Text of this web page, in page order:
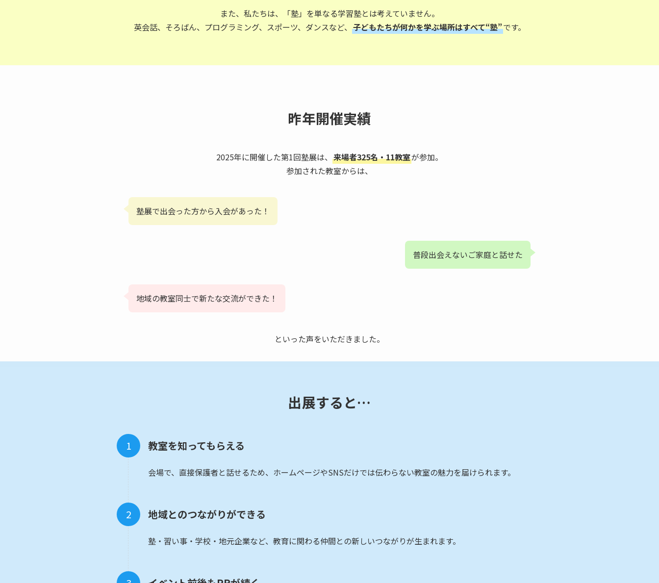
また、私たちは、「塾」を単なる学習塾とは考えていません。
英会話、そろばん、プログラミング、スポーツ、ダンスなど、 子どもたちが何かを学ぶ場所はすべて“塾”です。
昨年開催実績
2025年に開催した第1回塾展は、 来場者325名・11教室が参加。
参加された教室からは、
塾展で出会った方から入会があった！
普段出会えないご家庭と話せた
地域の教室同士で新たな交流ができた！
といった声をいただきました。
出展すると…
教室を知ってもらえる
会場で、直接保護者と話せるため、ホームページやSNSだけでは伝わらない教室の魅力を届けられます。
地域とのつながりができる
塾・習い事・学校・地元企業など、教育に関わる仲間との新しいつながりが生まれます。